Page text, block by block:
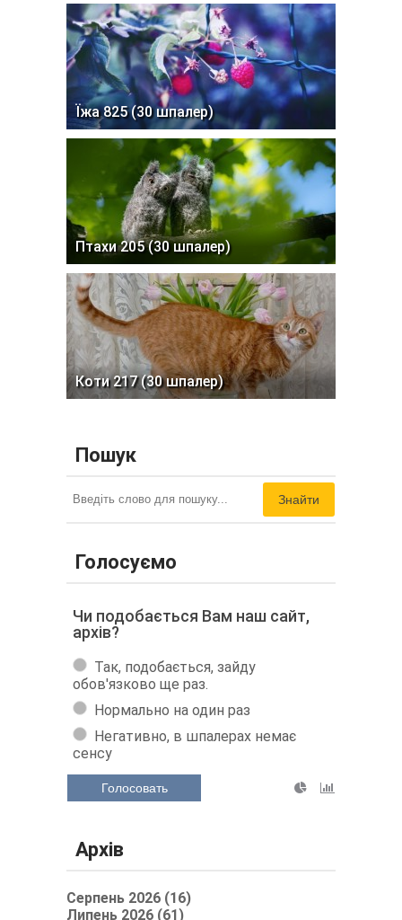
Їжа 825 (30 шпалер)
Птахи 205 (30 шпалер)
Коти 217 (30 шпалер)
Пошук
Знайти
Голосуємо
Чи подобається Вам наш сайт,
архів?
Так, подобається, зайду
обов'язково ще раз.
Нормально на один раз
Негативно, в шпалерах немає
сенсу
Голосовать
Архів
Серпень 2026 (16)
Липень 2026 (61)